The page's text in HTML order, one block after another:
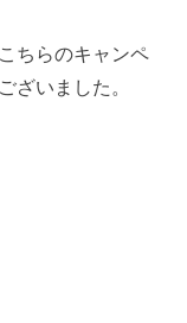
ちらのキャンペ
ざいました。